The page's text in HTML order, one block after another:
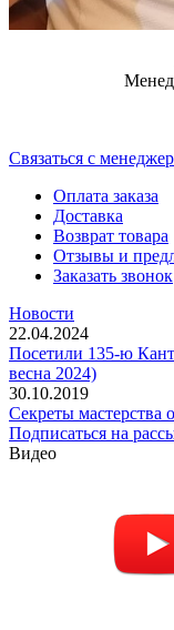
Cвязаться с
Оплата заказа
Доставка
Возврат товара
Отзывы и
Заказать звонок
Новости
22.04.2024
Посетили 135-ю
весна 2024)
30.10.2019
Секреты мастерства
Подписаться на
Видео